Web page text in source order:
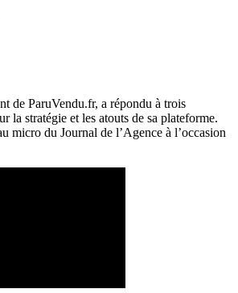
de ParuVendu.fr, a répondu à trois
la stratégie et les atouts de sa plateforme.
micro du Journal de l’Agence à l’occasion